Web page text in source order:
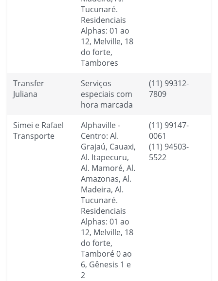
Tucunaré.
Residenciais
Alphas: 01 ao
12, Melville, 18
do forte,
Tambores
Transfer
Juliana
Serviços
especiais com
hora marcada
(11) 99312-
7809
Simei e Rafael
Transporte
Alphaville -
Centro: Al.
Grajaú, Cauaxi,
Al. Itapecuru,
Al. Mamoré, Al.
Amazonas, Al.
Madeira, Al.
Tucunaré.
Residenciais
Alphas: 01 ao
12, Melville, 18
do forte,
Tamboré 0 ao
6, Gênesis 1 e
2
(11) 99147-
0061
(11) 94503-
5522